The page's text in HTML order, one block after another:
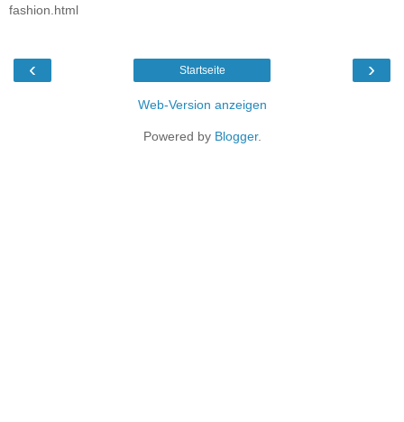
fashion.html
‹ ›
Startseite
Web-Version anzeigen
Powered by Blogger.